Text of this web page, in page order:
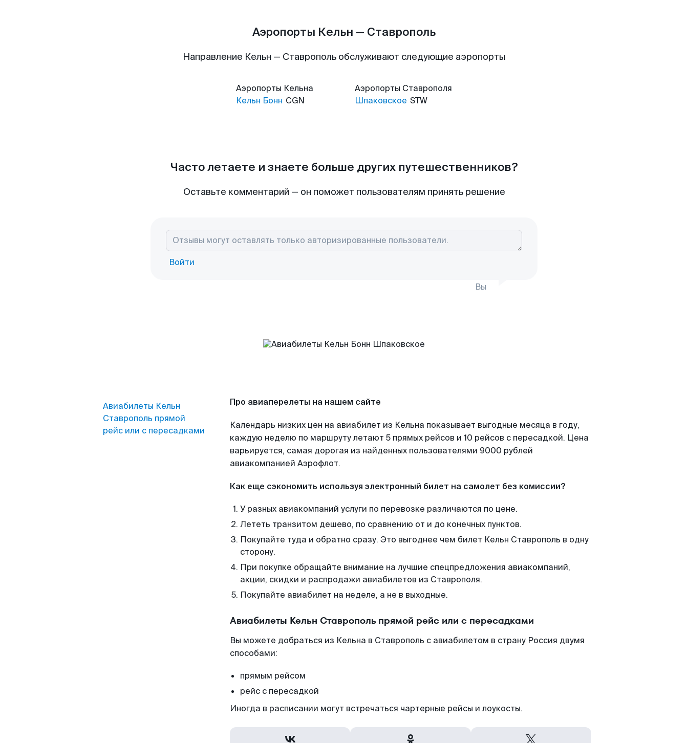
Аэропорты Кельн — Ставрополь
Направление Кельн — Ставрополь обслуживают следующие аэропорты
Аэропорты Кельна
Кельн Бонн CGN
Аэропорты Ставрополя
Шпаковское STW
Часто летаете и знаете больше других путешественников?
Оставьте комментарий — он поможет пользователям принять решение
Войти
Вы
Авиабилеты Кельн
Ставрополь прямой
рейс или с пересадками
Про авиаперелеты на нашем сайте
Календарь низких цен на авиабилет из Кельна показывает выгодные месяца в году,
каждую неделю по маршруту летают 5 прямых рейсов и 10 рейсов с пересадкой. Цена
варьируется, самая дорогая из найденных пользователями 9000 рублей
авиакомпанией Аэрофлот.
Как еще сэкономить используя электронный билет на самолет без комиссии?
У разных авиакомпаний услуги по перевозке различаются по цене.
Лететь транзитом дешево, по сравнению от и до конечных пунктов.
Покупайте туда и обратно сразу. Это выгоднее чем билет Кельн Ставрополь в одну
сторону.
При покупке обращайте внимание на лучшие спецпредложения авиакомпаний,
акции, скидки и распродажи авиабилетов из Ставрополя.
Покупайте авиабилет на неделе, а не в выходные.
Авиабилеты Кельн Ставрополь прямой рейс или с пересадками
Вы можете добраться из Кельна в Ставрополь с авиабилетом в страну Россия двумя
способами:
прямым рейсом
рейс с пересадкой
Иногда в расписании могут встречаться чартерные рейсы и лоукосты.